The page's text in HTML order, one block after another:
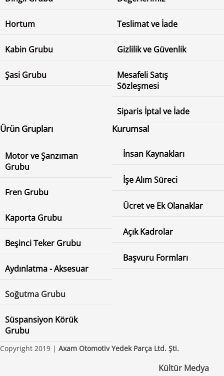
Hortum
Kabin Grubu
Şasi Grubu
Teslimat ve İade
Gizlilik ve Güvenlik
Mesafeli Satış
Sözleşmesi
Siparis İptal ve İade
Ürün Grupları
Motor ve Şanzıman
Grubu
Fren Grubu
Kaporta Grubu
Beşinci Teker Grubu
Aydınlatma - Aksesuar
Soğutma Grubu
Süspansiyon Körük
Grubu
Kurumsal
İnsan Kaynakları
İşe Alım Süreci
Ücret ve Ek Olanaklar
Açık Kadrolar
Başvuru Formları
Copyright 2019 | Axam Otomotiv Yedek Parça Ltd. Şti.
Kültür Medya